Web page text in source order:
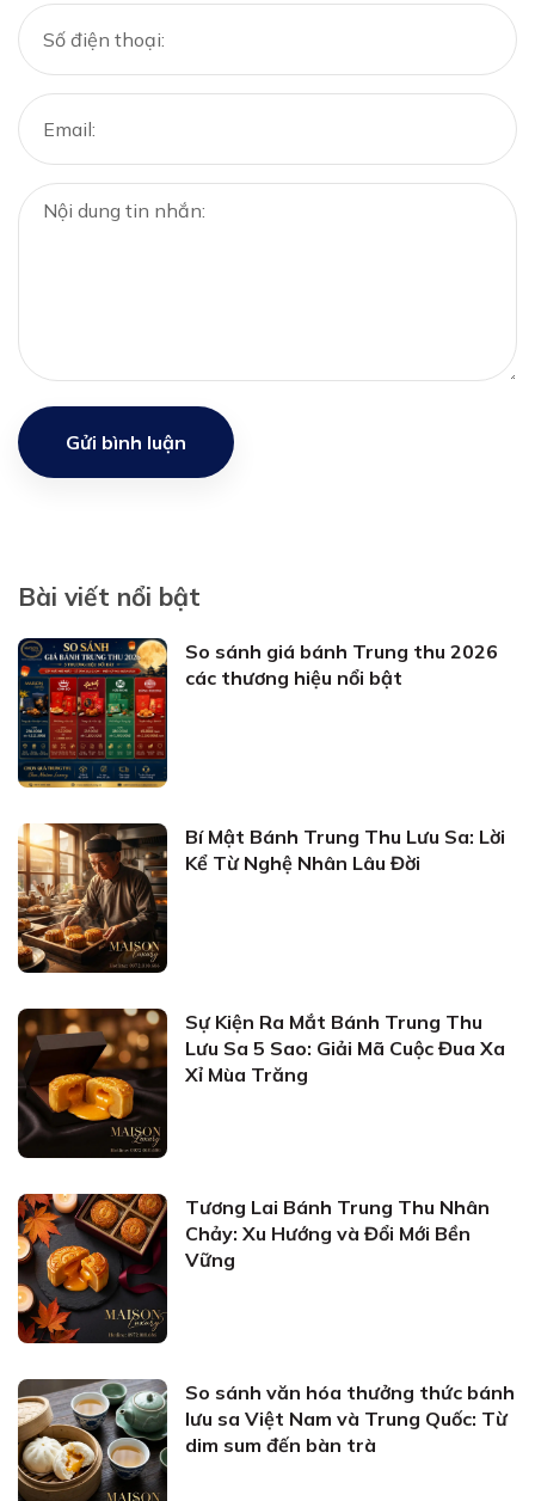
Gửi bình luận
Bài viết nổi bật
So sánh giá bánh Trung thu 2026
các thương hiệu nổi bật
Bí Mật Bánh Trung Thu Lưu Sa: Lời
Kể Từ Nghệ Nhân Lâu Đời
Sự Kiện Ra Mắt Bánh Trung Thu
Lưu Sa 5 Sao: Giải Mã Cuộc Đua Xa
Xỉ Mùa Trăng
Tương Lai Bánh Trung Thu Nhân
Chảy: Xu Hướng và Đổi Mới Bền
Vững
So sánh văn hóa thưởng thức bánh
lưu sa Việt Nam và Trung Quốc: Từ
dim sum đến bàn trà